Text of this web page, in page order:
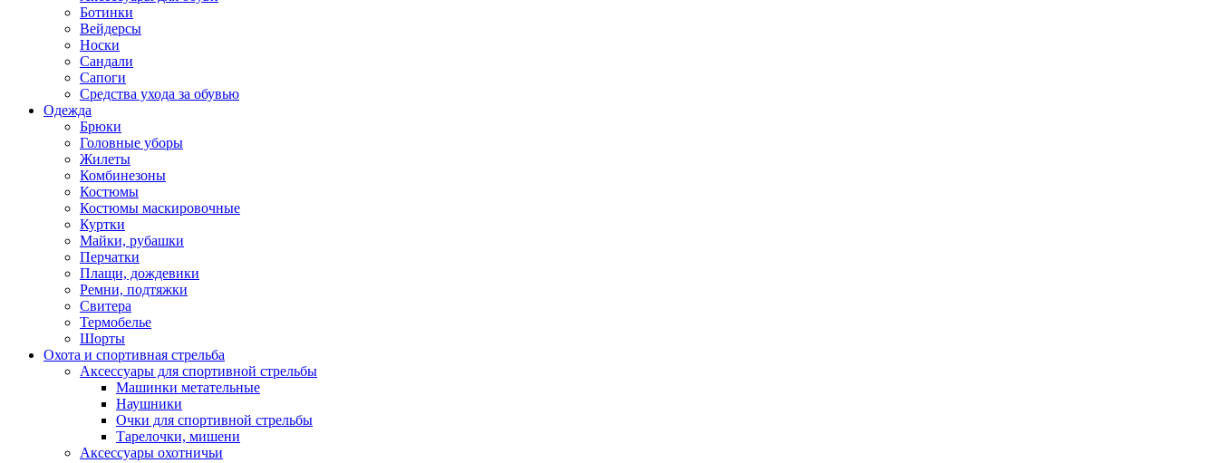
Ботинки
Вейдерсы
Носки
Сандали
Сапоги
Средства ухода за обувью
Одежда
Брюки
Головные уборы
Жилеты
Комбинезоны
Костюмы
Костюмы маскировочные
Куртки
Майки, рубашки
Перчатки
Плащи, дождевики
Ремни, подтяжки
Свитера
Термобелье
Шорты
Охота и спортивная стрельба
Аксессуары для спортивной стрельбы
Машинки метательные
Наушники
Очки для спортивной стрельбы
Тарелочки, мишени
Аксессуары охотничьи